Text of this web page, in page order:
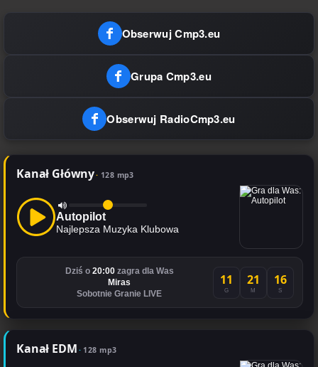
Obserwuj Cmp3.eu
Grupa Cmp3.eu
Obserwuj RadioCmp3.eu
Kanał Główny 128 mp3
Autopilot
Najlepsza Muzyka Klubowa
Dziś o 20:00zagra dla Was
Miras
Sobotnie Granie LIVE
11
G
21
M
16
S
Kanał EDM 128 mp3